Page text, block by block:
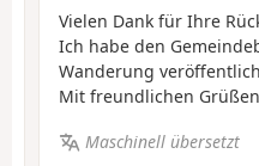
Vielen Dank für Ihre
Ich habe den
Wanderung
Mit freundlichen
Maschinell übersetzt